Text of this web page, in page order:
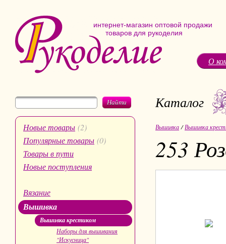
интернет-магазин оптовой продажи
товаров для рукоделия
О
Найти
Новые товары (2)
Популярные товары (0)
Товары в пути
Новые поступления
Вязание
Вышивка
Вышивка крестиком
Наборы для вышивания
"Искусница"
Каталог
Вышивка /Вышивка
253